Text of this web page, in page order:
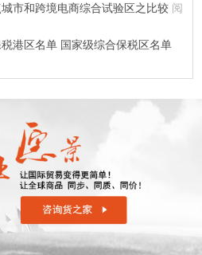
市和跨境电商综合试验区之比较阅
港区名单 国家级综合保税区名单